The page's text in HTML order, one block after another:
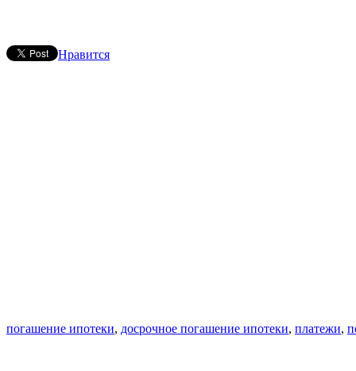
Нравится
погашение ипотеки, досрочное погашение ипотеки, платежи,